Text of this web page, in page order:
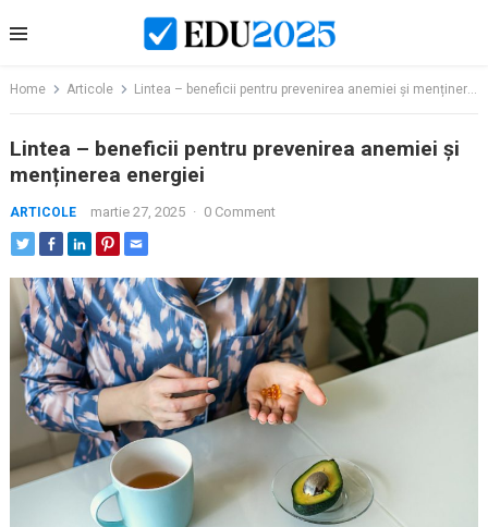
to
Home Articole Lintea – beneficii pentru prevenirea anemiei și menținerea energiei
Lintea – beneficii pentru prevenirea anemiei și
menținerea energiei
ARTICOLE martie 27, 2025 · 0 Comment